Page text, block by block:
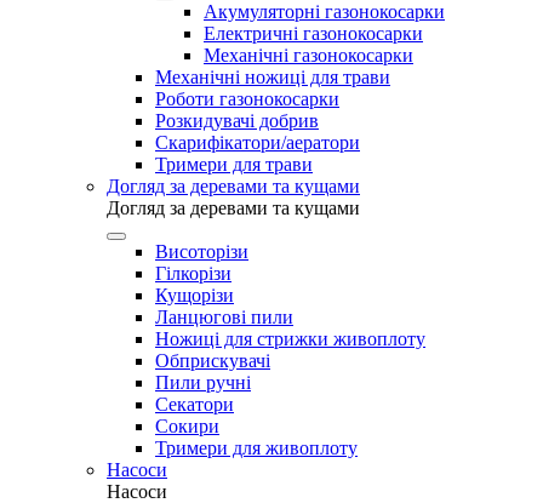
Акумуляторні газонокосарки
Електричні газонокосарки
Механічні газонокосарки
Механічні ножиці для трави
Роботи газонокосарки
Розкидувачі добрив
Скарифікатори/аератори
Тримери для трави
Догляд за деревами та кущами
Догляд за деревами та кущами
Висоторізи
Гілкорізи
Кущорізи
Ланцюгові пили
Ножиці для стрижки живоплоту
Обприскувачі
Пили ручні
Секатори
Сокири
Тримери для живоплоту
Насоси
Насоси